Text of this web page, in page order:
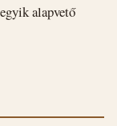
alapvető